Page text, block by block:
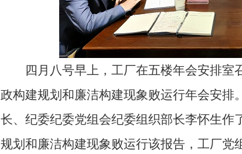
四月八号早上，工厂在五楼年会安排室
政构建规划和廉洁构建现象败运行年会安排
长、纪委纪委党组会纪委组织部长李怀生作
规划和廉洁构建现象败运行该报告，工厂